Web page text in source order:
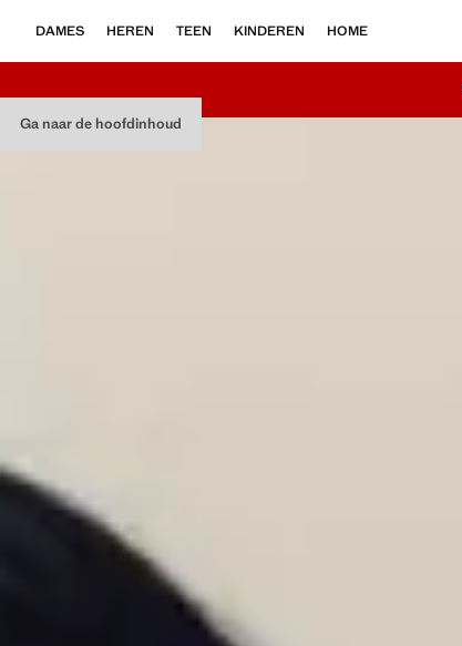
Ga naar de hoofdinhoud
DAMES HEREN TEEN KINDEREN HOME